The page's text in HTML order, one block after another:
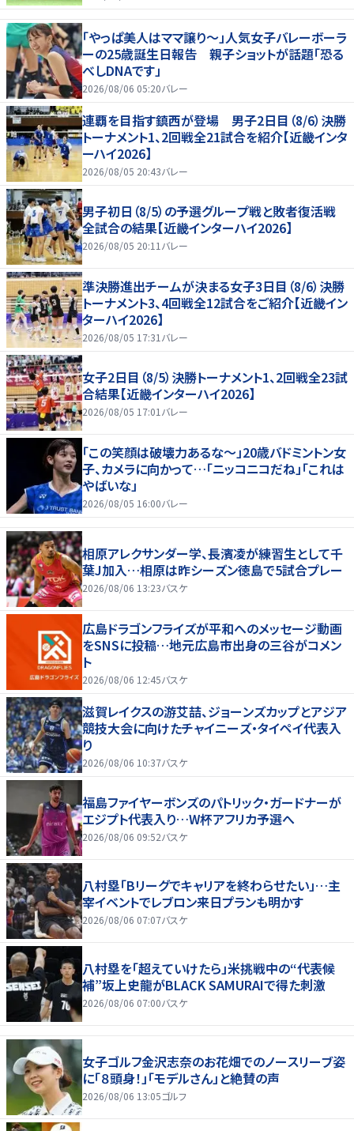
「やっぱ美人はママ譲り～」人気女子バレーボーラ
ーの25歳誕生日報告 親子ショットが話題「恐る
べしDNAです」
2026/08/06 05:20バレー
連覇を目指す鎮西が登場 男子2日目（8/6）決勝
トーナメント1、2回戦全21試合を紹介【近畿インタ
ーハイ2026】
2026/08/05 20:43バレー
男子初日（8/5）の予選グループ戦と敗者復活戦
全試合の結果【近畿インターハイ2026】
2026/08/05 20:11バレー
準決勝進出チームが決まる女子3日目（8/6）決勝
トーナメント3、4回戦全12試合をご紹介【近畿イン
ターハイ2026】
2026/08/05 17:31 バレー
女子2日目（8/5）決勝トーナメント1、2回戦全23試
合結果【近畿インターハイ2026】
2026/08/05 17:01バレー
「この笑顔は破壊力あるな〜」20歳バドミントン女
子、カメラに向かって…「ニッコニコだね」「これは
やばいな」
2026/08/05 16:00バレー
相原アレクサンダー学、長濱凌が練習生として千
葉J加入…相原は昨シーズン徳島で5試合プレー
2026/08/06 13:23バスケ
広島ドラゴンフライズが平和へのメッセージ動画
をSNSに投稿…地元広島市出身の三谷がコメン
ト
2026/08/06 12:45バスケ
滋賀レイクスの游艾喆、ジョーンズカップとアジア
競技大会に向けたチャイニーズ・タイペイ代表入
り
2026/08/06 10:37バスケ
福島ファイヤーボンズのパトリック・ガードナーが
エジプト代表入り…W杯アフリカ予選へ
2026/08/06 09:52バスケ
八村塁「Bリーグでキャリアを終わらせたい」…主
宰イベントでレブロン来日プランも明かす
2026/08/06 07:07バスケ
八村塁を「超えていけたら」米挑戦中の“代表候
補”坂上史龍がBLACK SAMURAIで得た刺激
2026/08/06 07:00バスケ
女子ゴルフ金沢志奈のお花畑でのノースリーブ姿
に「８頭身！」「モデルさん」と絶賛の声
2026/08/06 13:05ゴルフ